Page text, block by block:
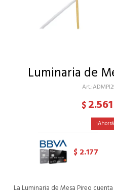
Luminaria de
$2.561
$ 2.177
La Luminaria de Mesa Pireo